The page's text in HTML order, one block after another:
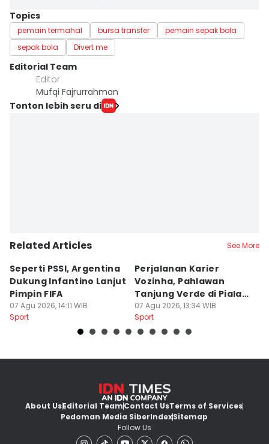
Topics
pemain termahal bursa transfer
pemain sepak bola
sepak bola
Divert me
Editorial Team
Editor
Mufqi Fajrurrahman
Tonton lebih seru di
Related Articles See More
Seperti PSSI, Argentina
Dukung Infantino Lanjut
Pimpin FIFA
07 Agu 2026, 14:11 WIB
Sport
Perjalanan Karier
Vozinha, Pahlawan
Tanjung Verde di Piala
Dunia 2026
07 Agu 2026, 13:34 WIB
Sport
About UsEditorial TeamContact UsTerms of Services
Pedoman Media SiberIndexSitemap
Follow Us